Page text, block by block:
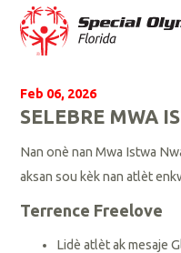
Feb 06, 2026
SELEBRE MWA
Nan onè nan Mwa Istwa
aksan sou kèk nan atlèt
Terrence Freelove
Lidè atlèt ak mesaje